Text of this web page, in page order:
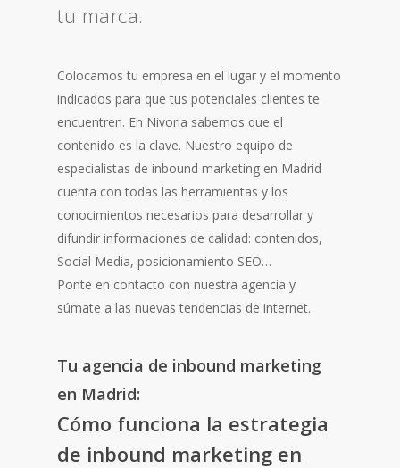
tu marca.
Colocamos tu empresa en el lugar y el momento
indicados para que tus potenciales clientes te
encuentren. En Nivoria sabemos que el
contenido es la clave. Nuestro equipo de
especialistas de inbound marketing en Madrid
cuenta con todas las herramientas y los
conocimientos necesarios para desarrollar y
difundir informaciones de calidad: contenidos,
Social Media, posicionamiento SEO…
Ponte en contacto con nuestra agencia y
súmate a las nuevas tendencias de internet.
Tu agencia de inbound marketing
en Madrid:
Cómo funciona la estrategia
de inbound marketing en